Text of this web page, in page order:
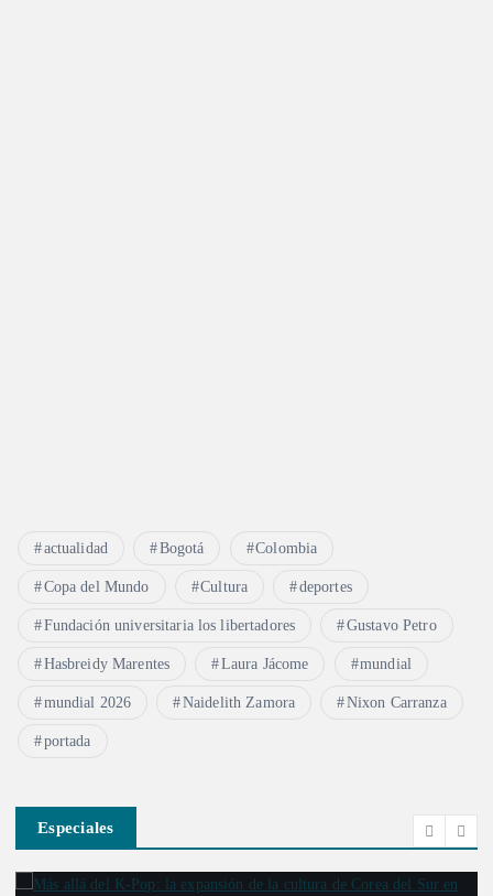
actualidad Bogotá Colombia
Copa del Mundo Cultura deportes
Fundación universitaria los libertadores Gustavo Petro
Hasbreidy Marentes Laura Jácome mundial
mundial 2026 Naidelith Zamora Nixon Carranza
portada
Especiales